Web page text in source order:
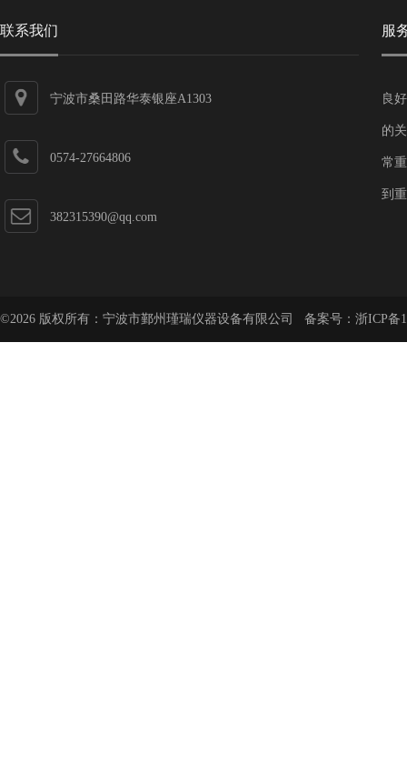
联系我们
宁波市桑田路华泰银座A1303
0574-27664806
382315390@qq.com
服
良
的
常
到
©2026 版权所有：宁波市鄞州瑾瑞仪器设备有限公司 备案号： 浙ICP备